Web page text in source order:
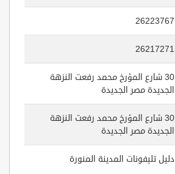
26223767
26217271
30 شارع المؤرخ محمد رفعت النزهة
الجديدة مصر الجديدة
30 شارع المؤرخ محمد رفعت النزهة
الجديدة مصر الجديدة
دليل تليفونات المدينة المنورة